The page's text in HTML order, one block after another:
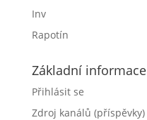
Inv
Rapotín
Základní informace
Přihlásit se
Zdroj kanálů (příspěvky)